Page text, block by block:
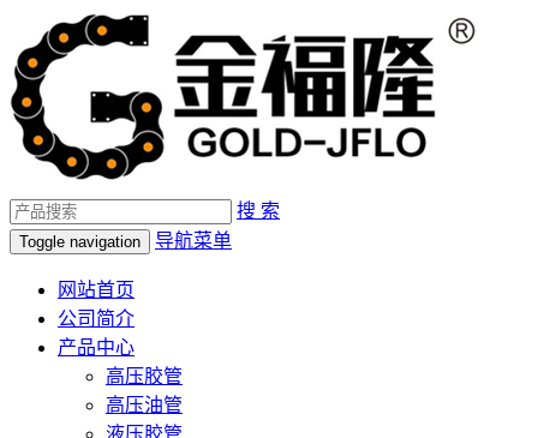
搜 索
Toggle navigation 导航菜单
网站首页
公司简介
产品中心
高压胶管
高压油管
液压胶管